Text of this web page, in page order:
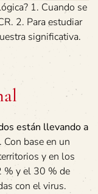
1. Cuando se
2. Para estudiar
significativa.
están llevando a
. Con base en un
y en los
% y el 30 % de
con el virus.